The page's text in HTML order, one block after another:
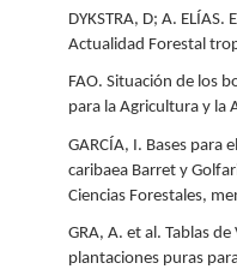
DYKSTRA, D; A.
Actualidad Forestal
FAO. Situación de los
para la Agricultura y la
GARCÍA, I. Bases para
caribaea Barret y
Ciencias Forestales,
GRA, A. et al. Tablas
plantaciones puras